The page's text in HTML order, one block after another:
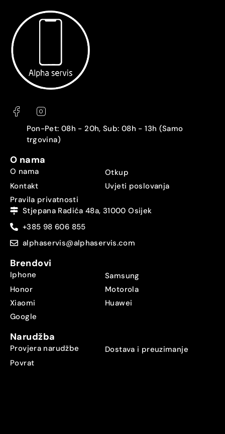
Pon-Pet: 08h - 20h, Sub: 08h - 13h (Samo
trgovina)
O nama
O nama
Otkup
Kontakt
Uvjeti poslovanja
Pravila privatnosti
Stjepana Radića 48a, 31000 Osijek
+385 98 606 855
alphaservis@alphaservis.com
Brendovi
Iphone
Samsung
Honor
Motorola
Xiaomi
Huawei
Google
Narudžba
Provjera narudžbe
Dostava i preuzimanje
Povrat